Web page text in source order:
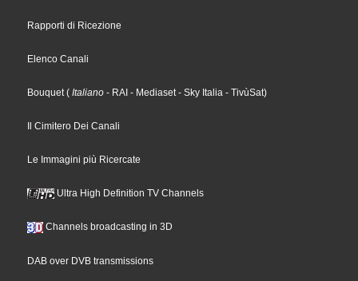
Rapporti di Ricezione
Elenco Canali
Bouquet ( Italiano - RAI - Mediaset - Sky Italia - TivùSat)
Il Cimitero Dei Canali
Le Immagini più Ricercate
Ultra High Definition TV Channels
Channels broadcasting in 3D
DAB over DVB transmissions